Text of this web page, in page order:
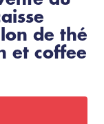
de thé
et coffee